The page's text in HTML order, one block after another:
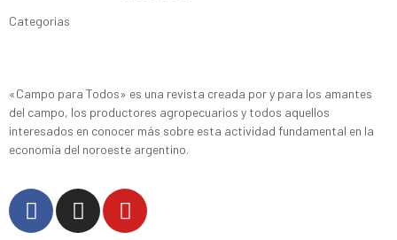
Categorias
«Campo para Todos» es una revista creada por y para los amantes
del campo, los productores agropecuarios y todos aquellos
interesados en conocer más sobre esta actividad fundamental en la
economía del noroeste argentino.